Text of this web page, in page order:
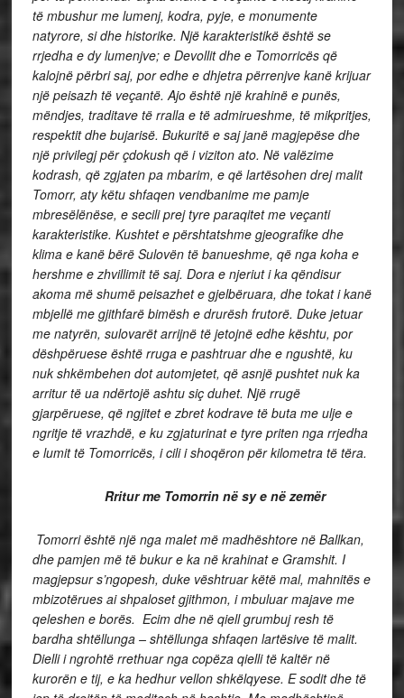
të mbushur me lumenj, kodra, pyje, e monumente
natyrore, si dhe historike. Një karakteristikë është se
rrjedha e dy lumenjve; e Devollit dhe e Tomorricës që
kalojnë përbri saj, por edhe e dhjetra përrenjve kanë krijuar
një peisazh të veçantë. Ajo është një krahinë e punës,
mëndjes, traditave të rralla e të admirueshme, të mikpritjes,
respektit dhe bujarisë. Bukuritë e saj janë magjepëse dhe
një privilegj për çdokush që i viziton ato. Në valëzime
kodrash, që zgjaten pa mbarim, e që lartësohen drej malit
Tomorr, aty këtu shfaqen vendbanime me pamje
mbresëlënëse, e secili prej tyre paraqitet me veçanti
karakteristike. Kushtet e përshtatshme gjeografike dhe
klima e kanë bërë Sulovën të banueshme, që nga koha e
hershme e zhvillimit të saj. Dora e njeriut i ka qëndisur
akoma më shumë peisazhet e gjelbëruara, dhe tokat i kanë
mbjellë me gjithfarë bimësh e drurësh frutorë. Duke jetuar
me natyrën, sulovarët arrijnë të jetojnë edhe kështu, por
dëshpëruese është rruga e pashtruar dhe e ngushtë, ku
nuk shkëmbehen dot automjetet, që asnjë pushtet nuk ka
arritur të ua ndërtojë ashtu siç duhet. Një rrugë
gjarpëruese, që ngjitet e zbret kodrave të buta me ulje e
ngritje të vrazhdë, e ku zgjaturinat e tyre priten nga rrjedha
e lumit të Tomorricës, i cili i shoqëron për kilometra të tëra.
Rritur me Tomorrin në sy e në zemër
Tomorri është një nga malet më madhështore në Ballkan,
dhe pamjen më të bukur e ka në krahinat e Gramshit. I
magjepsur s’ngopesh, duke vështruar këtë mal, mahnitës e
mbizotërues ai shpaloset gjithmon, i mbuluar majave me
qeleshen e borës. Ecim dhe në qiell grumbuj resh të
bardha shtëllunga – shtëllunga shfaqen lartësive të malit.
Dielli i ngrohtë rrethuar nga copëza qielli të kaltër në
kurorën e tij, e ka hedhur vellon shkëlqyese. E sodit dhe të